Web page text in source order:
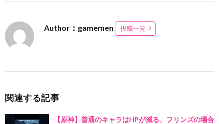
Author：gamemen 投稿一覧
関連する記事
【原神】普通のキャラはHPが減る、フリンズの場合